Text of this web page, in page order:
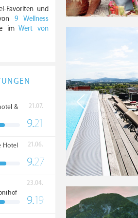
Favoriten und
9 Wellness
imWert von
&
21.07.
9.21
Hotel
21.06.
9.27
23.04.
9.19